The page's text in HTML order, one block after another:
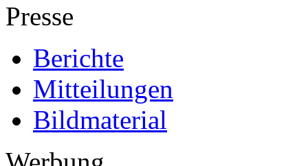
Presse
Berichte
Mitteilungen
Bildmaterial